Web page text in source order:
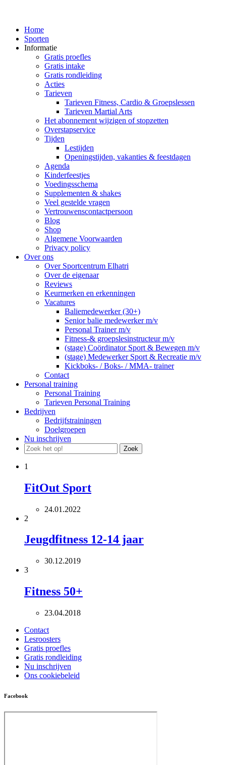
Home
Sporten
Informatie
Gratis proefles
Gratis intake
Gratis rondleiding
Acties
Tarieven
Tarieven Fitness, Cardio & Groepslessen
Tarieven Martial Arts
Het abonnement wijzigen of stopzetten
Overstapservice
Tijden
Lestijden
Openingstijden, vakanties & feestdagen
Agenda
Kinderfeestjes
Voedingsschema
Supplementen & shakes
Veel gestelde vragen
Vertrouwenscontactpersoon
Blog
Shop
Algemene Voorwaarden
Privacy policy
Over ons
Over Sportcentrum Elhatri
Over de eigenaar
Reviews
Keurmerken en erkenningen
Vacatures
Baliemedewerker (30+)
Senior balie medewerker m/v
Personal Trainer m/v
Fitness-& groepslesinstructeur m/v
(stage) Coördinator Sport & Bewegen m/v
(stage) Medewerker Sport & Recreatie m/v
Kickboks- / Boks- / MMA- trainer
Contact
Personal training
Personal Training
Tarieven Personal Training
Bedrijven
Bedrijfstrainingen
Doelgroepen
Nu inschrijven
Zoek
1
FitOut Sport
24.01.2022
2
Jeugdfitness 12-14 jaar
30.12.2019
3
Fitness 50+
23.04.2018
Contact
Lesroosters
Gratis proefles
Gratis rondleiding
Nu inschrijven
Ons cookiebeleid
Facebook